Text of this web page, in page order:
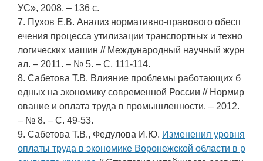
УС», 2008. – 136 с.
7. Пухов Е.В. Анализ нормативно-правового обесп
ечения процесса утилизации транспортных и техно
логических машин // Международный научный журн
ал. – 2011. – № 5. – С. 111-114.
8. Сабетова Т.В. Влияние проблемы работающих б
едных на экономику современной России // Нормир
ование и оплата труда в промышленности. – 2012.
– № 8. – С. 49-53.
9. Сабетова Т.В., Федулова И.Ю. Изменения уровня
оплаты труда в экономике Воронежской области в р